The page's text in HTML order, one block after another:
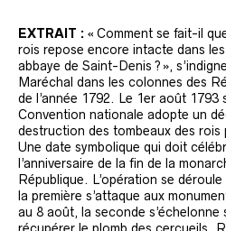
EXTRAIT : « Comment se fait-il
rois repose encore intacte dans
abbaye de Saint-Denis ? »,
Maréchal dans les colonnes des
de l’année 1792. Le 1er août
Convention nationale adopte un
destruction des tombeaux des rois
Une date symbolique qui doit
l’anniversaire de la fin de la
République. L’opération se
la première s’attaque aux
au 8 août, la seconde s’échelonne